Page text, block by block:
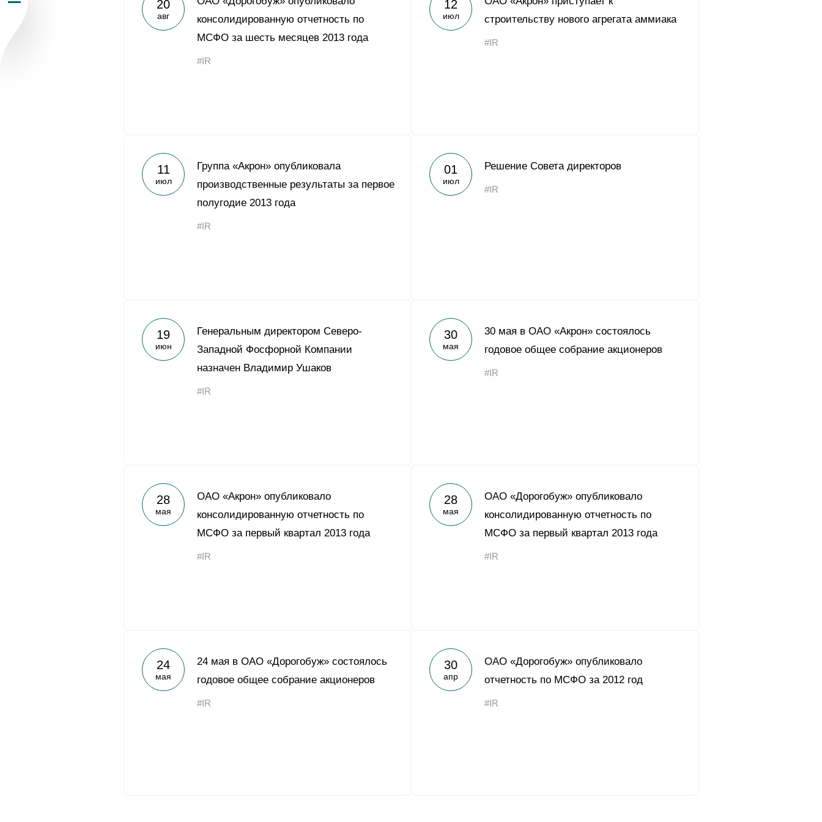
Yong Sheng Feng
Acron Argentina S.R.L
Пресс-центр
Карьера
20
авг
консолидированную отчетность по
МСФО за шесть месяцев 2013 года
#IR
12
июл
строительству нового агрегата аммиака
#IR
11
июл
Группа «Акрон» опубликовала
производственные результаты за первое
полугодие 2013 года
#IR
01
июл
Решение Совета директоров
#IR
19
июн
Генеральным директором Северо-
Западной Фосфорной Компании
назначен Владимир Ушаков
#IR
30
мая
30 мая в ОАО «Акрон» состоялось
годовое общее собрание акционеров
#IR
28
мая
ОАО «Акрон» опубликовало
консолидированную отчетность по
МСФО за первый квартал 2013 года
#IR
28
мая
ОАО «Дорогобуж» опубликовало
консолидированную отчетность по
МСФО за первый квартал 2013 года
#IR
24
мая
24 мая в ОАО «Дорогобуж» состоялось
годовое общее собрание акционеров
#IR
30
апр
ОАО «Дорогобуж» опубликовало
отчетность по МСФО за 2012 год
#IR